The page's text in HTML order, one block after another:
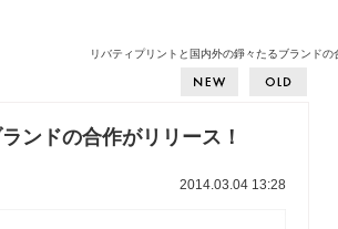
リバティプリントと国内外の錚々たるブランド
ンドの合作がリリース！
2014.03.04 13:28